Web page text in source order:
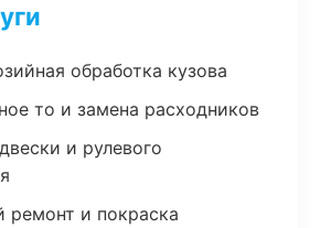
обработка кузова
то и замена расходников
и рулевого
ремонт и покраска